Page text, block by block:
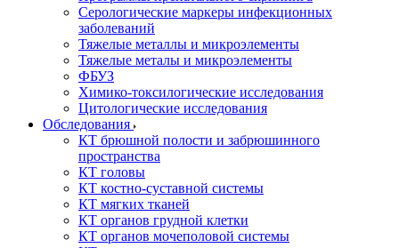
Серологические маркеры инфекционных
заболеваний
Тяжелые металлы и микроэлементы
Тяжелые металы и микроэлементы
ФБУЗ
Химико-токсилогические исследования
Цитологические исследования
Обследования
КТ брюшной полости и забрюшинного
пространства
КТ головы
КТ костно-суставной системы
КТ мягких тканей
КТ органов грудной клетки
КТ органов мочеполовой системы